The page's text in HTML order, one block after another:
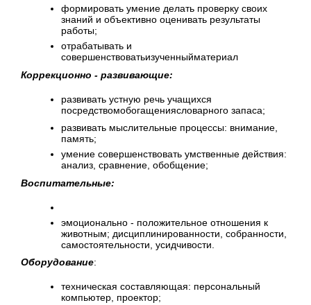
формировать умение делать проверку своих
знаний и объективно оценивать результаты
работы;
отрабатывать и
совершенствоватьизученныйматериал
Коррекционно - развивающие:
развивать устную речь учащихся
посредствомобогащениясловарного запаса;
развивать мыслительные процессы: внимание,
память;
умение совершенствовать умственные действия:
анализ, сравнение, обобщение;
Воспитательные:
эмоционально - положительное отношения к
животным; дисциплинированности, собранности,
самостоятельности, усидчивости.
Оборудование:
техническая составляющая: персональный
компьютер, проектор;